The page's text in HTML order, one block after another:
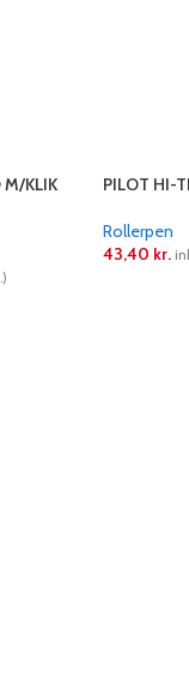
M/KLIK
PILOT HI-
Rollerpen
43,40 kr.